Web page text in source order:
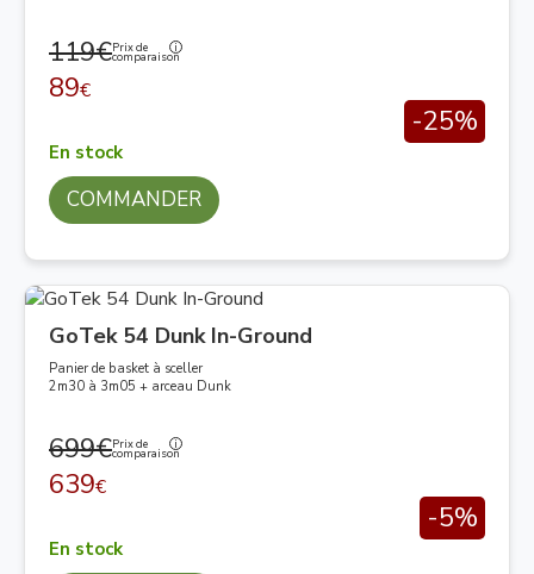
119€Prix de
comparaison
89€
-25%
En stock
COMMANDER
GoTek 54 Dunk In-Ground
Panier de basket à sceller
2m30 à 3m05 + arceau Dunk
699€Prix de
comparaison
639€
-5%
En stock